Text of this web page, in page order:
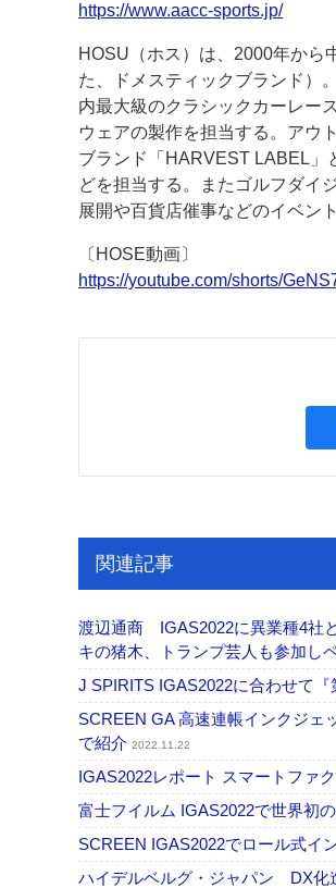
https://www.aacc-sports.jp/
HOSU（ホス）は、2000年から
た、ドメスティックブランド）
内最大級のクラシックカーレ
ウェアの製作を担当する。アウ
ブランド「HARVEST LABEL」
どを担当する。またゴルフダイ
展開や百貨店催事などのイベン
〔HOSE動画〕
https://youtube.com/shorts/
関連記事
渡辺通商 IGAS2022に異業種4社
キの猪木、トランプ芸人も参加し
J SPIRITS IGAS2022に合わせて
SCREEN GA 高速連帳インクジェ
で紹介 2022.11.22
IGAS2022レポート スマートファ
富士フイルム IGAS2022で世界初
SCREEN IGAS2022でロール式イ
ハイデルベルグ・ジャパン DX化